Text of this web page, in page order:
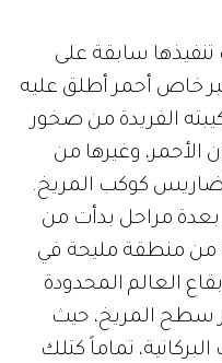
تنفيذها سابقة على
خاص أحمر أطلق عليه
الفريدة من صخور
الأحمر، وغيرها من
كوكب المريخ.
بعدة مراحل بدأت من
من منطقة مليحة في
العالم المحدودة
سطح المريخ، حيث
تماماً كتلك